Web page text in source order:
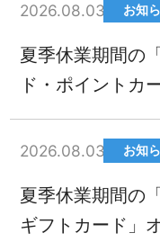
2026.08.03 お知
夏季休業期間の
ド・ポイントカ
2026.08.03 お知
夏季休業期間の
ギフトカード」